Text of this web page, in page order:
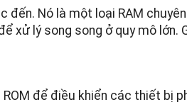
đến. Nó là một loại RAM
xử lý song song ở quy mô lớn.
để điều khiển các thiết bị